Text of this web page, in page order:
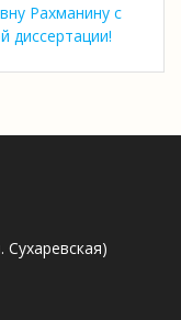
Рахманину с
диссертации!
Сухаревская)